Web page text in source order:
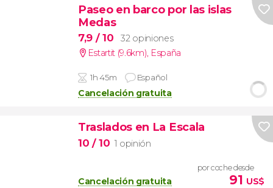
Paseo en barco por las islas
Medas
7,9 / 10
32 opiniones
Estartit (9.6km), España
1h 45m Español
Cancelación gratuita
Traslados en La Escala
10 / 10 1 opinión
Cancelación gratuita
por coche desde
91 US$